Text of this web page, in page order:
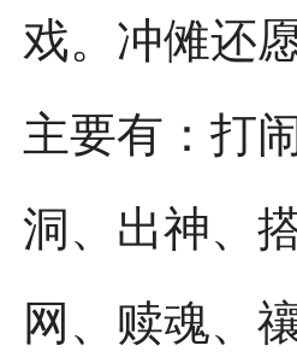
戏。冲傩还
主要有：打
洞、出神、
网、赎魂、